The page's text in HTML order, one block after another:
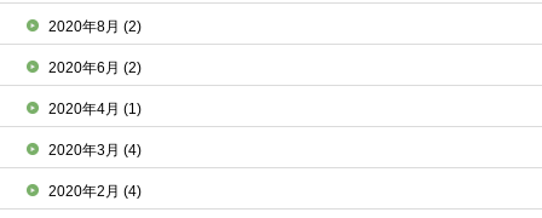
2020年8月(2)
2020年6月(2)
2020年4月(1)
2020年3月(4)
2020年2月(4)